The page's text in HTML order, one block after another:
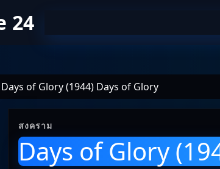
24
Days of Glory (1944) Days of Glory
สงคราม
Days of Glory